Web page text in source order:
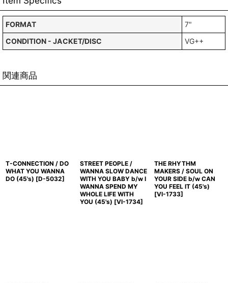
FORMAT
7"
CONDITION - JACKET/DISC
VG++
関連商品
T-CONNECTION / DO
WHAT YOU WANNA
DO (45's) [D-5032]
STREET PEOPLE /
WANNA SLOW DANCE
WITH YOU BABY b/w I
WANNA SPEND MY
WHOLE LIFE WITH
YOU (45's) [VI-1734]
THE RHYTHM
MAKERS / SOUL ON
YOUR SIDE b/w CAN
YOU FEEL IT (45's)
[VI-1733]